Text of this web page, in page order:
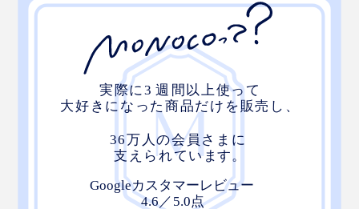
深みのあるグレーは、雲や霧をそのまま切り取ったよ
う。疲れた夜も、やさしい自然が包んでくれるイメージ